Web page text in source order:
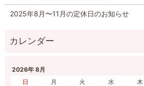
2025年8月〜11月の定休日のお知らせ
2026年 8月
日
月 火 水 木